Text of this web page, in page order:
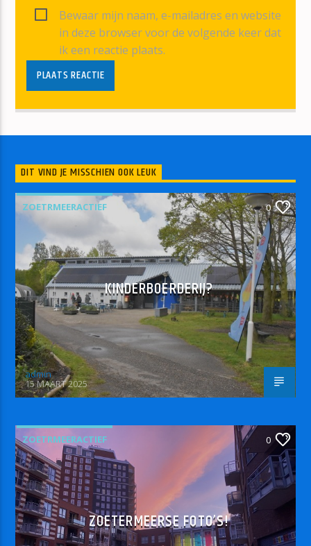
Bewaar mijn naam, e-mailadres en website
in deze browser voor de volgende keer dat
ik een reactie plaats.
DIT VIND JE MISSCHIEN OOK LEUK
ZOETRMEERACTIEF 0
KINDERBOERDERIJ?
admin
15 MAART 2025
ZOETRMEERACTIEF 0
ZOETERMEERSE FOTO’S!